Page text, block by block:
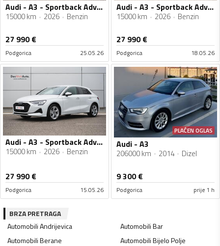
Audi - A3 - Sportback Advanced 35 TFSI S-tronic
15000 km 2026 Benzin
27 990€
Podgorica 25.05.26
Audi - A3 - Sportback Advanced 35 TFSI S-tronic
15000 km 2026 Benzin
27 990€
Podgorica 18.05.26
Audi - A3 - Sportback Advanced 35 TFSI S-tronic
15000 km 2026 Benzin
27 990€
Podgorica 15.05.26
PLAĆEN OGLAS
Audi - A3
206000 km 2014 Dizel
9 300€
Podgorica prije 1 h
BRZA PRETRAGA
AutomobiliAndrijevica AutomobiliBar
AutomobiliBerane AutomobiliBijelo Polje